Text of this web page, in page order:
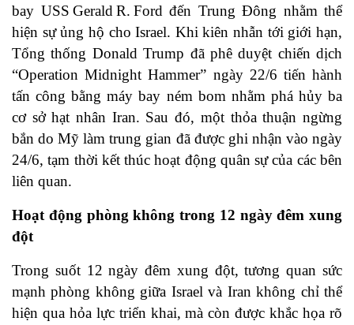
bay USS Gerald R. Ford đến Trung Đông nhằm thể
hiện sự ủng hộ cho Israel. Khi kiên nhẫn tới giới hạn,
Tổng thống Donald Trump đã phê duyệt chiến dịch
“Operation Midnight Hammer” ngày 22/6 tiến hành
tấn công bằng máy bay ném bom nhằm phá hủy ba
cơ sở hạt nhân Iran. Sau đó, một thỏa thuận ngừng
bắn do Mỹ làm trung gian đã được ghi nhận vào ngày
24/6, tạm thời kết thúc hoạt động quân sự của các bên
liên quan.
Hoạt động phòng không trong 12 ngày đêm xung
đột
Trong suốt 12 ngày đêm xung đột, tương quan sức
mạnh phòng không giữa Israel và Iran không chỉ thể
hiện qua hỏa lực triển khai, mà còn được khắc họa rõ